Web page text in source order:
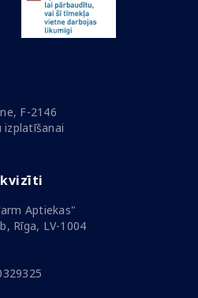
F-2146
Aptiekas"
Rīga, LV-1004